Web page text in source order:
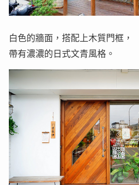
白色的牆面，搭配上木質門框，
帶有濃濃的日式文青風格。